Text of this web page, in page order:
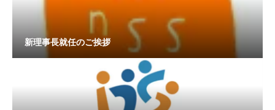
新理事長就任のご挨拶